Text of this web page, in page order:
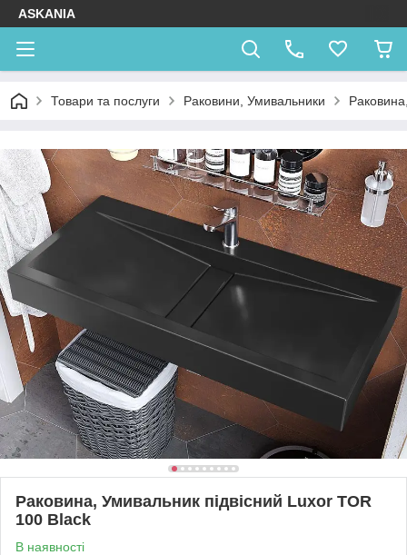
ASKANIA
Товари та послуги Раковини, Умивальники
Раковина, Умивальник підвісний Luxor TOR
100 Black
В наявності